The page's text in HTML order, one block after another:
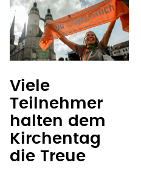
Viele
Teilnehmer
halten dem
Kirchentag
die Treue